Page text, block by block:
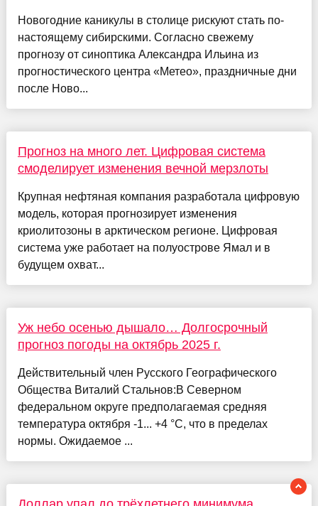
Новогодние каникулы в столице рискуют стать по-
настоящему сибирскими. Согласно свежему
прогнозу от синоптика Александра Ильина из
прогностического центра «Метео», праздничные дни
после Ново...
Прогноз на много лет. Цифровая система
смоделирует изменения вечной мерзлоты
Крупная нефтяная компания разработала цифровую
модель, которая прогнозирует изменения
криолитозоны в арктическом регионе. Цифровая
система уже работает на полуострове Ямал и в
будущем охват...
Уж небо осенью дышало… Долгосрочный
прогноз погоды на октябрь 2025 г.
Действительный член Русского Географического
Общества Виталий Стальнов:В Северном
федеральном округе предполагаемая средняя
температура октября -1... +4 °С, что в пределах
нормы. Ожидаемое ...